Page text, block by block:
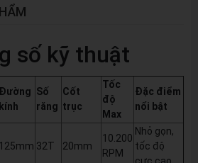
số kỹ thuật
Đường
kính
Số
răng
Cốt
trục
Tốc
độ
Max
Đặc điểm
nổi bật
125mm 32T 20mm
10.200
RPM
Nhỏ gọn,
tốc độ
cực cao